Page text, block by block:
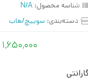
شناسه محصول: N/A
دسته‌بندی: سوییچ/هاب
۱,۶۵۰,۰۰۰